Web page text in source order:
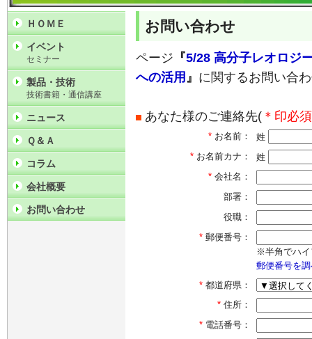
お問い合わせ
ページ 『5/28 高分子レオロジ
への活用 』 に関するお問い合
あなた様のご連絡先(＊印必須
* お名前：
姓
* お名前カナ：
姓
* 会社名：
部署：
役職：
* 郵便番号：
※半角でハイ
郵便番号を
* 都道府県：
* 住所：
* 電話番号：
ＨＯＭＥ
イベント
セミナー
製品・技術
技術書籍・通信講座
ニュース
Ｑ＆Ａ
コラム
会社概要
お問い合わせ